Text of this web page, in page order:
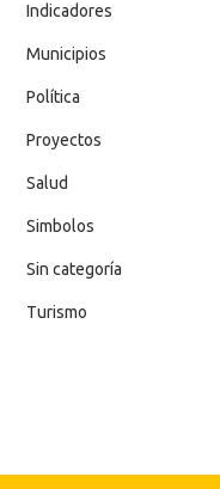
Indicadores
Municipios
Política
Proyectos
Salud
Simbolos
Sin categoría
Turismo